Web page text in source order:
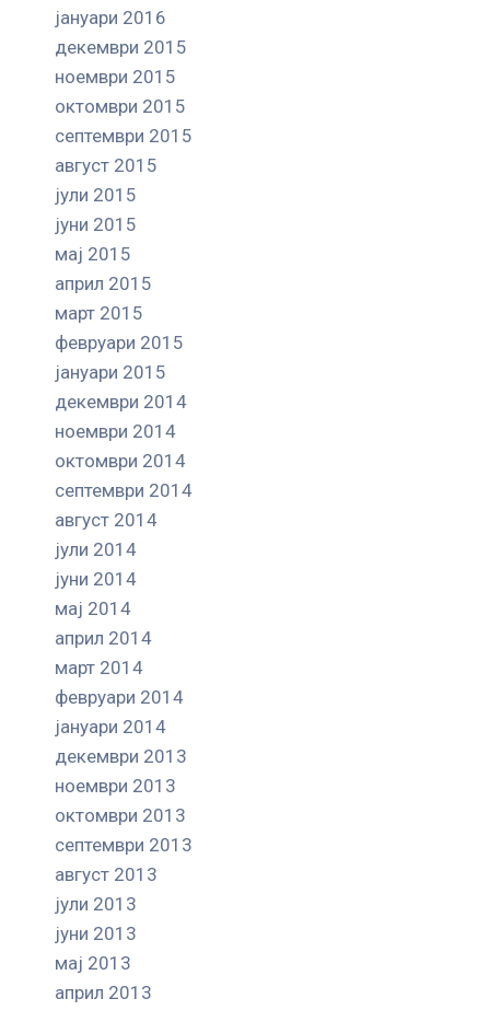
јануари 2016
декември 2015
ноември 2015
октомври 2015
септември 2015
август 2015
јули 2015
јуни 2015
мај 2015
април 2015
март 2015
февруари 2015
јануари 2015
декември 2014
ноември 2014
октомври 2014
септември 2014
август 2014
јули 2014
јуни 2014
мај 2014
април 2014
март 2014
февруари 2014
јануари 2014
декември 2013
ноември 2013
октомври 2013
септември 2013
август 2013
јули 2013
јуни 2013
мај 2013
април 2013